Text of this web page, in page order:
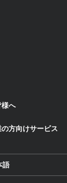
へ
方向けサービス
語